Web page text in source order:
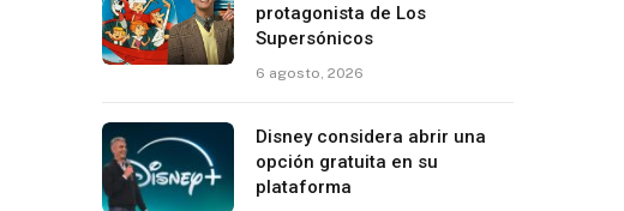
protagonista de Los
Supersónicos
6 agosto, 2026
Disney considera abrir una
opción gratuita en su
plataforma